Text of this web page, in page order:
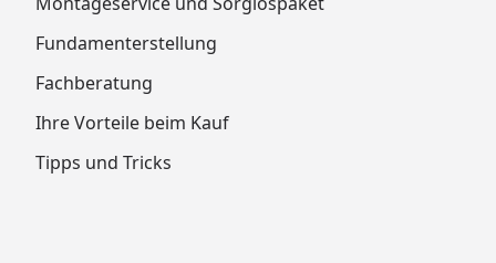
Fundamenterstellung
Fachberatung
Ihre Vorteile beim Kauf
Tipps und Tricks